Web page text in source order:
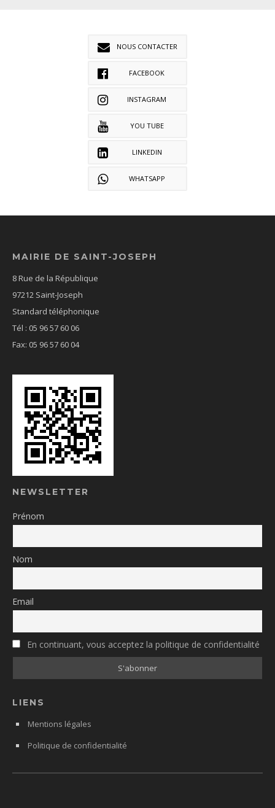
NOUS CONTACTER
FACEBOOK
INSTAGRAM
YOU TUBE
LINKEDIN
WHATSAPP
MAIRIE DE SAINT-JOSEPH
8 Rue de la République
97212 Saint-Joseph
Standard téléphonique
Tél : 05 96 57 60 06
Fax: 05 96 57 60 04
NEWSLETTER
Prénom
Nom
Email
En continuant, vous acceptez la politique de confidentialité
LIENS
Mentions légales
Politique de confidentialité